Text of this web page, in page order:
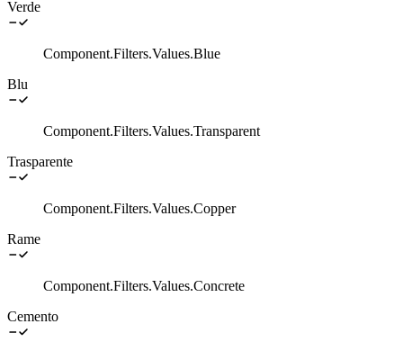
Verde
Component.Filters.Values.Blue
Blu
Component.Filters.Values.Transparent
Trasparente
Component.Filters.Values.Copper
Rame
Component.Filters.Values.Concrete
Cemento